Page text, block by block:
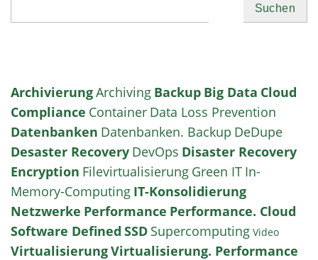
ArchivierungArchiving Backup Big Data Cloud
Compliance Container Data Loss Prevention
Datenbanken Datenbanken. Backup DeDupe
Desaster Recovery DevOps Disaster Recovery
Encryption Filevirtualisierung Green IT In-
Memory-Computing IT-Konsolidierung
Netzwerke Performance Performance. Cloud
Software Defined SSD Supercomputing Video
VirtualisierungVirtualisierung. Performance